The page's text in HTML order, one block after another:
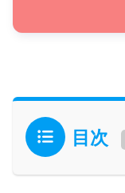
目次